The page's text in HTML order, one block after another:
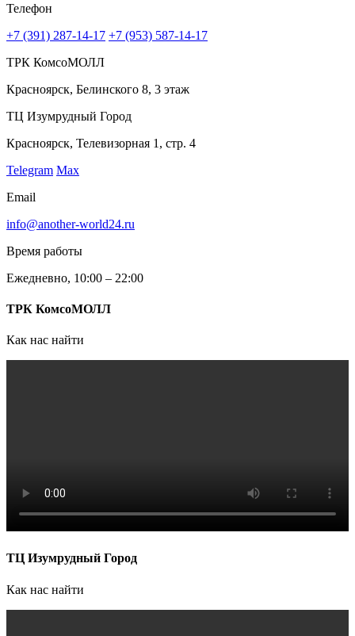
Телефон
+7 (391) 287-14-17 +7 (953) 587-14-17
ТРК КомсоМОЛЛ
Красноярск, Белинского 8, 3 этаж
ТЦ Изумрудный Город
Красноярск, Телевизорная 1, стр. 4
Telegram Мах
Email
info@another-world24.ru
Время работы
Ежедневно, 10:00 – 22:00
ТРК КомсоМОЛЛ
Как нас найти
ТЦ Изумрудный Город
Как нас найти